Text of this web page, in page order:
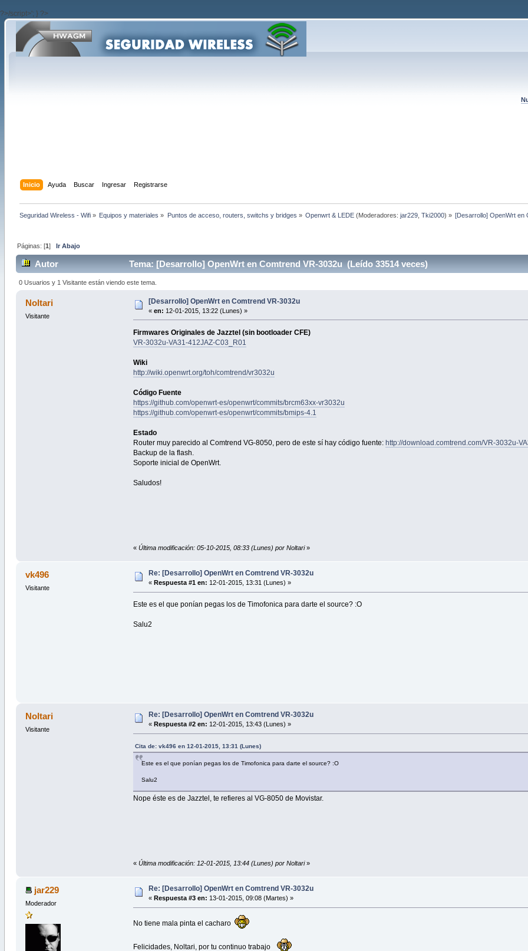
?>/script>'; } ?>
Inicio Ayuda Buscar Ingresar Registrarse
Seguridad Wireless - Wifi» Equipos y materiales » Puntos de acceso, routers, switchs y bridges » Openwrt & LEDE(Moderadores: jar229, Tki2000) » [Desarrollo] OpenWrt en
Páginas: [1] Ir Abajo
Autor Tema: [Desarrollo] OpenWrt en Comtrend VR-3032u (Leído 33514 veces)
0 Usuarios y 1 Visitante están viendo este tema.
Noltari
Visitante
[Desarrollo] OpenWrt en Comtrend VR-3032u
« en: 12-01-2015, 13:22 (Lunes) »
Firmwares Originales de Jazztel (sin bootloader CFE)
VR-3032u-VA31-412JAZ-C03_R01
Wiki
http://wiki.openwrt.org/toh/comtrend/vr3032u
Código Fuente
https://github.com/openwrt-es/openwrt/commits/brcm63xx-vr3032u
https://github.com/openwrt-es/openwrt/commits/bmips-4.1
Estado
Router muy parecido al Comtrend VG-8050, pero de este sí hay código fuente:http://download.comtrend.com/VR-3032u-
Backup de la flash.
Soporte inicial de OpenWrt.
Saludos!
«Última modificación: 05-10-2015, 08:33 (Lunes) por Noltari»
vk496
Visitante
Re: [Desarrollo] OpenWrt en Comtrend VR-3032u
« Respuesta #1 en: 12-01-2015, 13:31 (Lunes) »
Este es el que ponían pegas los de Timofonica para darte el source? :O
Salu2
Noltari
Visitante
Re: [Desarrollo] OpenWrt en Comtrend VR-3032u
« Respuesta #2 en: 12-01-2015, 13:43 (Lunes) »
Cita de: vk496 en 12-01-2015, 13:31 (Lunes)
Este es el que ponían pegas los de Timofonica para darte el source? :O
Salu2
Nope éste es de Jazztel, te refieres al VG-8050 de Movistar.
«Última modificación: 12-01-2015, 13:44 (Lunes) por Noltari»
jar229
Moderador
Re: [Desarrollo] OpenWrt en Comtrend VR-3032u
« Respuesta #3 en: 13-01-2015, 09:08 (Martes) »
No tiene mala pinta el cacharo
Felicidades, Noltari, por tu continuo trabajo